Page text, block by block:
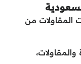
المقاولات من